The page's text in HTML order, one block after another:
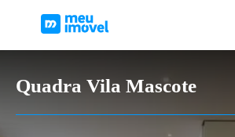
Quadra Vila Mascote